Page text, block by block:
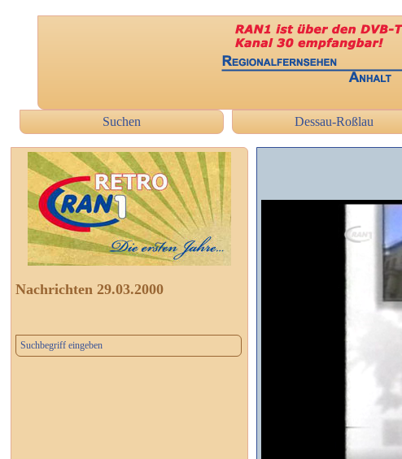
Suchen Dessau-Roßlau
Nachrichten 29.03.2000
Suchbegriff eingeben